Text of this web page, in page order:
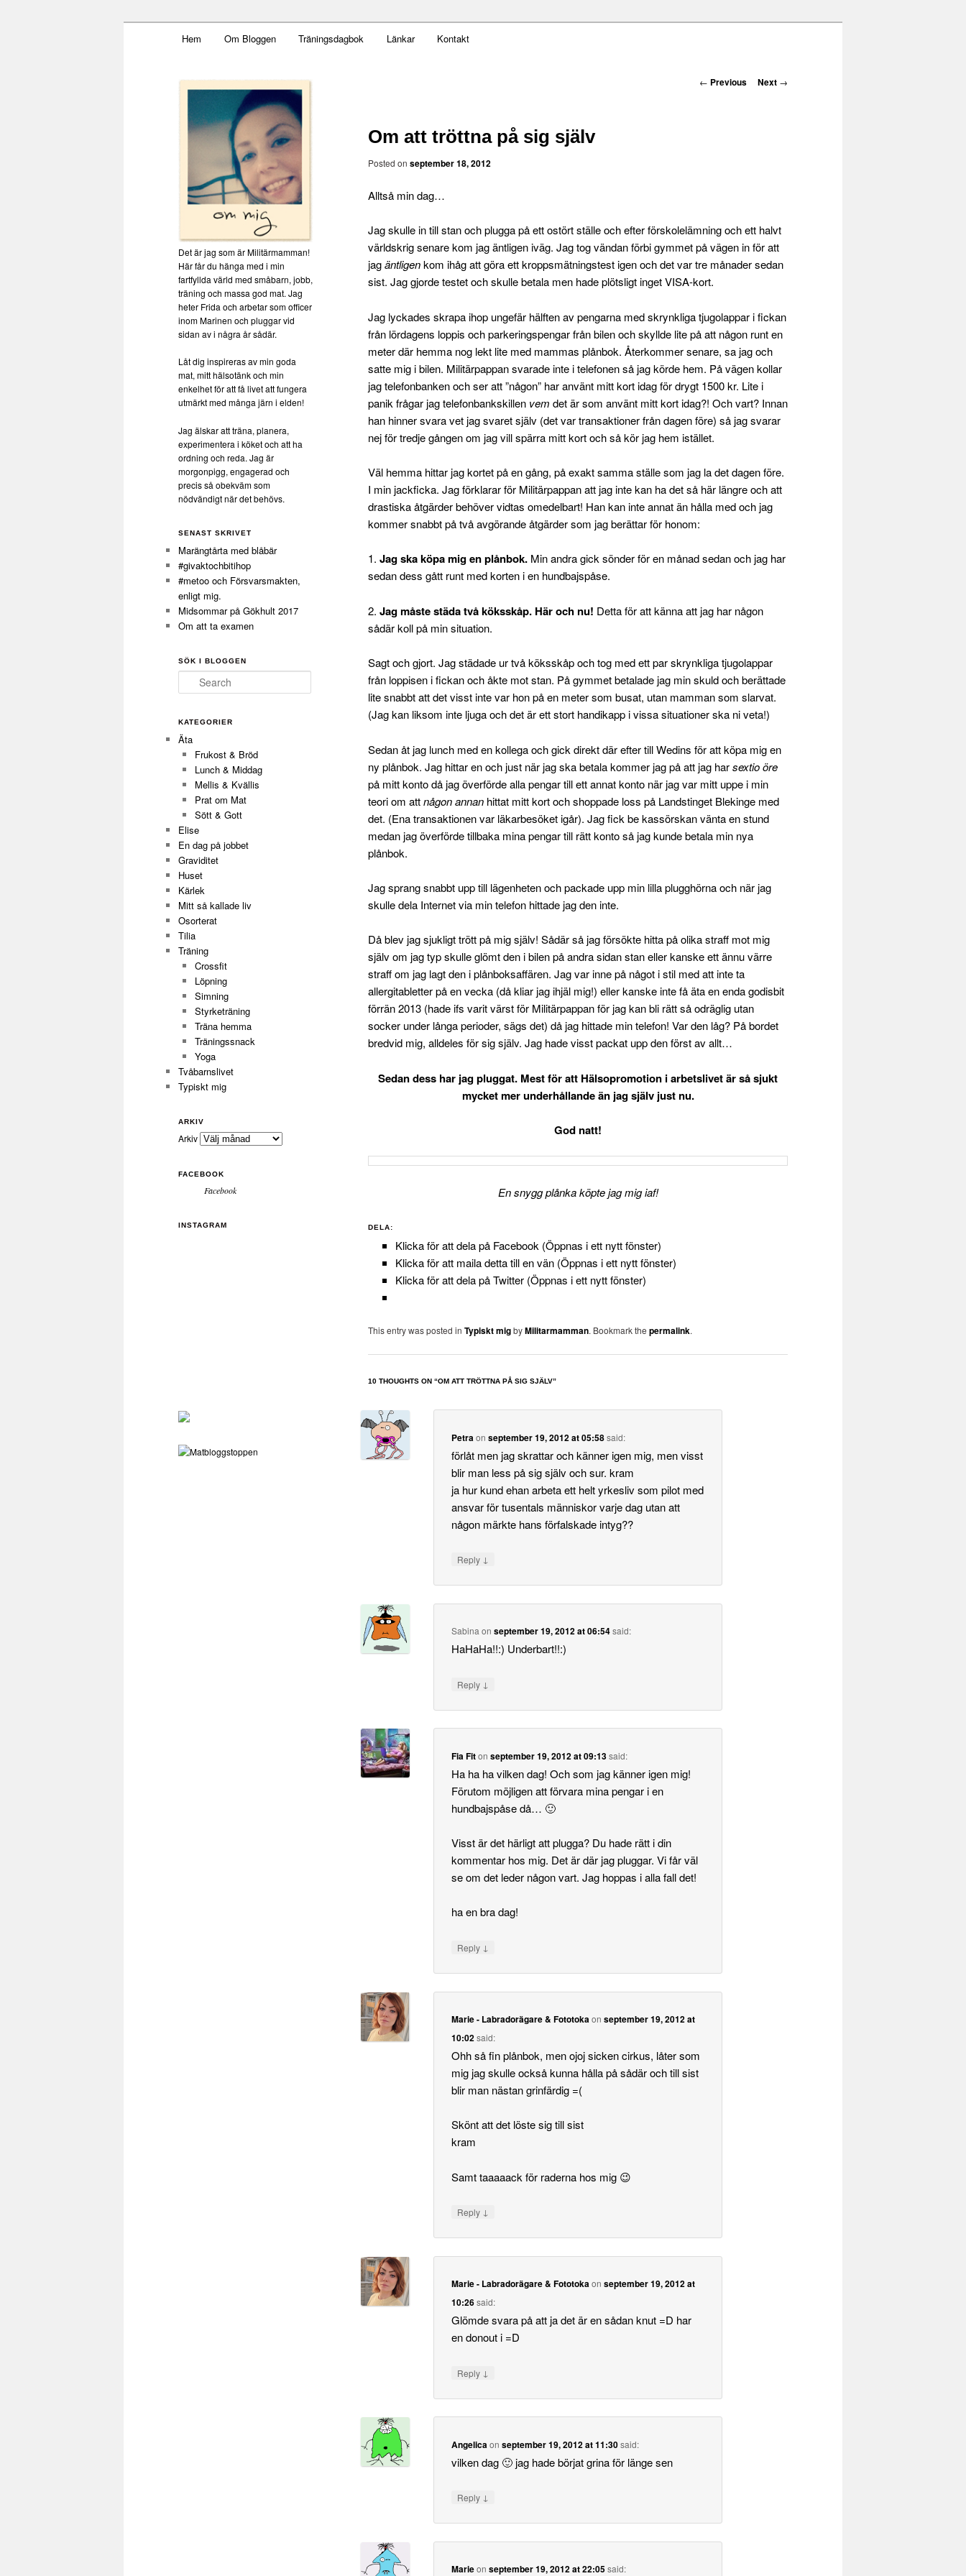
Militärmamman
Skip to primary content
Hem Om Bloggen Träningsdagbok Länkar Kontakt
Post navigation
← Previous Next →
Om att tröttna på sig själv
Posted on september 18, 2012
Alltså min dag…
Jag skulle in till stan och plugga på ett ostört ställe och efter förskolelämning och ett halvt
världskrig senare kom jag äntligen iväg. Jag tog vändan förbi gymmet på vägen in för att
jagäntligenkom ihåg att göra ett kroppsmätningstest igen och det var tre månader sedan
sist. Jag gjorde testet och skulle betala men hade plötsligt inget VISA-kort.
Jag lyckades skrapa ihop ungefär hälften av pengarna med skrynkliga tjugolappar i fickan
från lördagens loppis och parkeringspengar från bilen och skyllde lite på att någon runt en
meter där hemma nog lekt lite med mammas plånbok. Återkommer senare, sa jag och
satte mig i bilen. Militärpappan svarade inte i telefonen så jag körde hem. På vägen kollar
jag telefonbanken och ser att ”någon” har använt mitt kort idag för drygt 1500 kr. Lite i
panik frågar jag telefonbankskillen vem det är som använt mitt kort idag?! Och vart? Innan
han hinner svara vet jag svaret själv (det var transaktioner från dagen före) så jag svarar
nej för tredje gången om jag vill spärra mitt kort och så kör jag hem istället.
Väl hemma hittar jag kortet på en gång, på exakt samma ställe som jag la det dagen före.
I min jackficka. Jag förklarar för Militärpappan att jag inte kan ha det så här längre och att
drastiska åtgärder behöver vidtas omedelbart! Han kan inte annat än hålla med och jag
kommer snabbt på två avgörande åtgärder som jag berättar för honom:
1. Jag ska köpa mig en plånbok. Min andra gick sönder för en månad sedan och jag har
sedan dess gått runt med korten i en hundbajspåse.
2. Jag måste städa två köksskåp. Här och nu! Detta för att känna att jag har någon
sådär koll på min situation.
Sagt och gjort. Jag städade ur två köksskåp och tog med ett par skrynkliga tjugolappar
från loppisen i fickan och åkte mot stan. På gymmet betalade jag min skuld och berättade
lite snabbt att det visst inte var hon på en meter som busat, utan mamman som slarvat.
(Jag kan liksom inte ljuga och det är ett stort handikapp i vissa situationer ska ni veta!)
Sedan åt jag lunch med en kollega och gick direkt där efter till Wedins för att köpa mig en
ny plånbok. Jag hittar en och just när jag ska betala kommer jag på att jag harsextio öre
på mitt konto då jag överförde alla pengar till ett annat konto när jag var mitt uppe i min
teori om attnågon annan hittat mitt kort och shoppade loss på Landstinget Blekinge med
det. (Ena transaktionen var läkarbesöket igår). Jag fick be kassörskan vänta en stund
medan jag överförde tillbaka mina pengar till rätt konto så jag kunde betala min nya
plånbok.
Jag sprang snabbt upp till lägenheten och packade upp min lilla plugghörna och när jag
skulle dela Internet via min telefon hittade jag den inte.
Då blev jag sjukligt trött på mig själv! Sådär så jag försökte hitta på olika straff mot mig
själv om jag typ skulle glömt den i bilen på andra sidan stan eller kanske ett ännu värre
straff om jag lagt den i plånboksaffären. Jag var inne på något i stil med att inte ta
allergitabletter på en vecka (då kliar jag ihjäl mig!) eller kanske inte få äta en enda godisbit
förrän 2013 (hade ifs varit värst för Militärpappan för jag kan bli rätt så odräglig utan
socker under långa perioder, sägs det) då jag hittade min telefon! Var den låg? På bordet
bredvid mig, alldeles för sig själv. Jag hade visst packat upp den först av allt…
Sedan dess har jag pluggat. Mest för att Hälsopromotion i arbetslivet är så sjukt
mycket mer underhållande än jag själv just nu.
God natt!
En snygg plånka köpte jag mig iaf!
DELA:
Klicka för att dela på Facebook (Öppnas i ett nytt fönster)
Klicka för att maila detta till en vän (Öppnas i ett nytt fönster)
Klicka för att dela på Twitter (Öppnas i ett nytt fönster)
This entry was posted in Typiskt migbyMilitarmamman. Bookmark the permalink.
10 THOUGHTS ON “OM ATT TRÖTTNA PÅ SIG SJÄLV”
Petraonseptember 19, 2012 at 05:58said:
förlåt men jag skrattar och känner igen mig, men visst
blir man less på sig själv och sur. kram
ja hur kund ehan arbeta ett helt yrkesliv som pilot med
ansvar för tusentals människor varje dag utan att
någon märkte hans förfalskade intyg??
Reply ↓
Sabina onseptember 19, 2012 at 06:54said:
HaHaHa!!:) Underbart!!:)
Reply ↓
Fia Fitonseptember 19, 2012 at 09:13said:
Ha ha ha vilken dag! Och som jag känner igen mig!
Förutom möjligen att förvara mina pengar i en
hundbajspåse då… 🙂
Visst är det härligt att plugga? Du hade rätt i din
kommentar hos mig. Det är där jag pluggar. Vi får väl
se om det leder någon vart. Jag hoppas i alla fall det!
ha en bra dag!
Reply ↓
Marie - Labradorägare & Fototokaonseptember 19, 2012 at
10:02said:
Ohh så fin plånbok, men ojoj sicken cirkus, låter som
mig jag skulle också kunna hålla på sådär och till sist
blir man nästan grinfärdig =(
Skönt att det löste sig till sist
kram
Samt taaaaack för raderna hos mig 😉
Reply ↓
Marie - Labradorägare & Fototokaonseptember 19, 2012 at
10:26said:
Glömde svara på att ja det är en sådan knut =D har
en donout i =D
Reply ↓
Angelicaonseptember 19, 2012 at 11:30said:
vilken dag 🙂 jag hade börjat grina för länge sen
Reply ↓
Marieonseptember 19, 2012 at 22:05said:
Det är jag som är Militärmamman!
Här får du hänga med i min
fartfyllda värld med småbarn, jobb,
träning och massa god mat. Jag
heter Frida och arbetar som officer
inom Marinen och pluggar vid
sidan av i några år sådär.
Låt dig inspireras av min goda
mat, mitt hälsotänk och min
enkelhet för att få livet att fungera
utmärkt med många järn i elden!
Jag älskar att träna, planera,
experimentera i köket och att ha
ordning och reda. Jag är
morgonpigg, engagerad och
precis så obekväm som
nödvändigt när det behövs.
SENAST SKRIVET
Marängtårta med blåbär
#givaktochbitihop
#metoo och Försvarsmakten,
enligt mig.
Midsommar på Gökhult 2017
Om att ta examen
SÖK I BLOGGEN
Search
KATEGORIER
Äta
Frukost & Bröd
Lunch & Middag
Mellis & Kvällis
Prat om Mat
Sött & Gott
Elise
En dag på jobbet
Graviditet
Huset
Kärlek
Mitt så kallade liv
Osorterat
Tilia
Träning
Crossfit
Löpning
Simning
Styrketräning
Träna hemma
Träningssnack
Yoga
Tvåbarnslivet
Typiskt mig
ARKIV
Arkiv
FACEBOOK
Facebook
INSTAGRAM